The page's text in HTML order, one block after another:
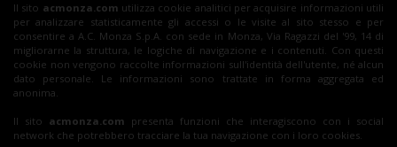
Insieme al Monza
Biglietti
Il sito acmonza.com utilizza cookie analitici per acquisire informazioni utili
per analizzare statisticamente gli accessi o le visite al sito stesso e per
consentire a A.C. Monza S.p.A. con sede in Monza, Via Ragazzi del '99, 14 di
migliorarne la struttura, le logiche di navigazione e i contenuti. Con questi
cookie non vengono raccolte informazioni sull'identità dell'utente, né alcun
dato personale. Le informazioni sono trattate in forma aggregata ed
anonima.
Il sito acmonza.com presenta funzioni che interagiscono con i social
network che potrebbero tracciare la tua navigazione con i loro cookies.